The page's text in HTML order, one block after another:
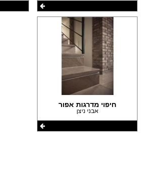
חיפוי מדרגות אפור
אבני ניצן